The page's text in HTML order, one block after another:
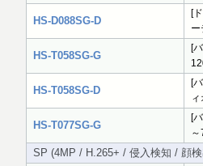
HS-D088SG-D
[
ー
HS-T058SG-G
[
HS-T058SG-D
[
HS-T077SG-G
[
SP (4MP / H.265+ / 侵入検知 / 顔